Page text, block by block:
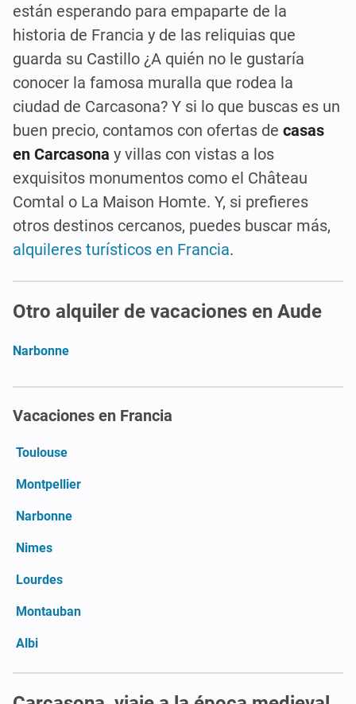
están esperando para empaparte de la
historia de Francia y de las reliquias que
guarda su Castillo ¿A quién no le gustaría
conocer la famosa muralla que rodea la
ciudad de Carcasona? Y si lo que buscas es un
buen precio, contamos con ofertas de casas
en Carcasona y villas con vistas a los
exquisitos monumentos como el Château
Comtal o La Maison Homte. Y, si prefieres
otros destinos cercanos, puedes buscar más,
alquileres turísticos en Francia.
Otro alquiler de vacaciones en Aude
Narbonne
Vacaciones en Francia
Toulouse
Montpellier
Narbonne
Nimes
Lourdes
Montauban
Albi